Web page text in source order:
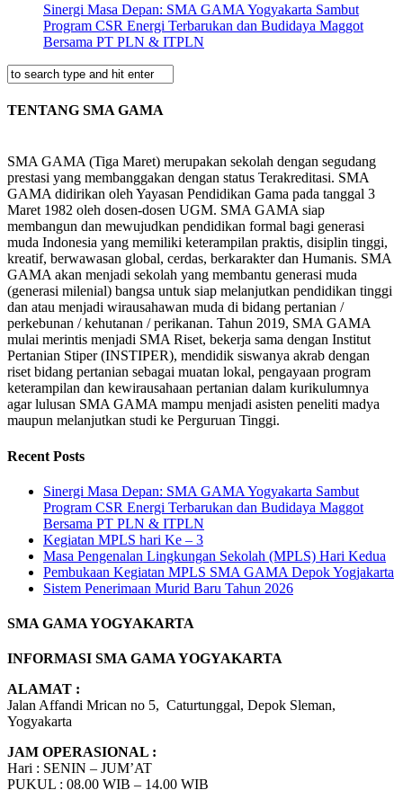
Sinergi Masa Depan: SMA GAMA Yogyakarta Sambut
Program CSR Energi Terbarukan dan Budidaya Maggot
Bersama PT PLN & ITPLN
TENTANG SMA GAMA
SMA GAMA (Tiga Maret) merupakan sekolah dengan segudang
prestasi yang membanggakan dengan status Terakreditasi. SMA
GAMA didirikan oleh Yayasan Pendidikan Gama pada tanggal 3
Maret 1982 oleh dosen-dosen UGM. SMA GAMA siap
membangun dan mewujudkan pendidikan formal bagi generasi
muda Indonesia yang memiliki keterampilan praktis, disiplin tinggi,
kreatif, berwawasan global, cerdas, berkarakter dan Humanis. SMA
GAMA akan menjadi sekolah yang membantu generasi muda
(generasi milenial) bangsa untuk siap melanjutkan pendidikan tinggi
dan atau menjadi wirausahawan muda di bidang pertanian /
perkebunan / kehutanan / perikanan. Tahun 2019, SMA GAMA
mulai merintis menjadi SMA Riset, bekerja sama dengan Institut
Pertanian Stiper (INSTIPER), mendidik siswanya akrab dengan
riset bidang pertanian sebagai muatan lokal, pengayaan program
keterampilan dan kewirausahaan pertanian dalam kurikulumnya
agar lulusan SMA GAMA mampu menjadi asisten peneliti madya
maupun melanjutkan studi ke Perguruan Tinggi.
Recent Posts
Sinergi Masa Depan: SMA GAMA Yogyakarta Sambut
Program CSR Energi Terbarukan dan Budidaya Maggot
Bersama PT PLN & ITPLN
Kegiatan MPLS hari Ke – 3
Masa Pengenalan Lingkungan Sekolah (MPLS) Hari Kedua
Pembukaan Kegiatan MPLS SMA GAMA Depok Yogjakarta
Sistem Penerimaan Murid Baru Tahun 2026
SMA GAMA YOGYAKARTA
INFORMASI SMA GAMA YOGYAKARTA
ALAMAT :
Jalan Affandi Mrican no 5, Caturtunggal, Depok Sleman,
Yogyakarta
JAM OPERASIONAL :
Hari : SENIN – JUM’AT
PUKUL : 08.00 WIB – 14.00 WIB